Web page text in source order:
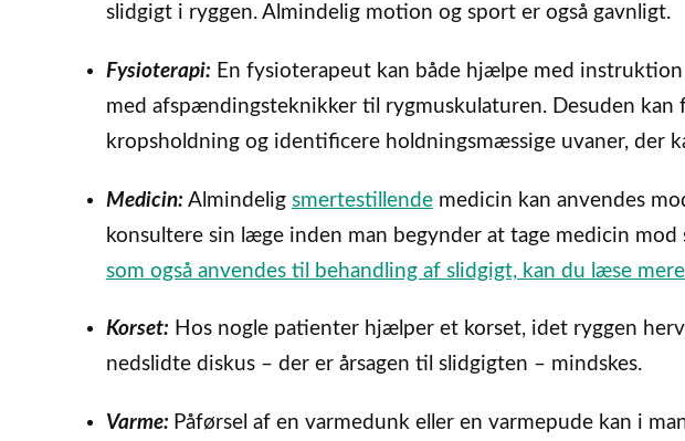
slidgigt i ryggen. Almindelig motion og sport er også gavnligt.
Fysioterapi: En fysioterapeut kan både hjælpe med
med afspændingsteknikker til rygmuskulaturen. Desuden kan
kropsholdning og identificere holdningsmæssige uvaner, der
Medicin: Almindelig smertestillendemedicin kan anvendes
konsultere sin læge inden man begynder at tage medicin mod
som også anvendes til behandling af slidgigt, kan du læse
Korset: Hos nogle patienter hjælper et korset, idet ryggen
nedslidte diskus – der er årsagen til slidgigten – mindskes.
Varme: Påførsel af en varmedunk eller en varmepude kan i